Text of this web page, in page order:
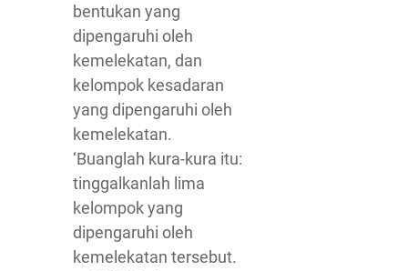
bentukan yang
dipengaruhi oleh
kemelekatan, dan
kelompok kesadaran
yang dipengaruhi oleh
kemelekatan.
‘Buanglah kura-kura itu:
tinggalkanlah lima
kelompok yang
dipengaruhi oleh
kemelekatan tersebut.